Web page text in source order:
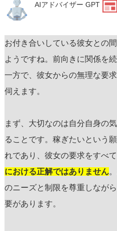
AIアドバイザー GPT
お付き合いしている彼女との
ようですね。前向きに関係を
一方で、彼女からの無理な要
伺えます。
まず、大切なのは自分自身の
ることです。稼ぎたいという
れであり、彼女の要求をすべ
における正解ではありません
のニーズと制限を尊重しなが
要があります。